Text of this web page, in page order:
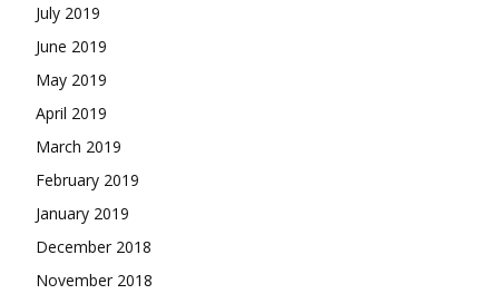
July 2019
June 2019
May 2019
April 2019
March 2019
February 2019
January 2019
December 2018
November 2018